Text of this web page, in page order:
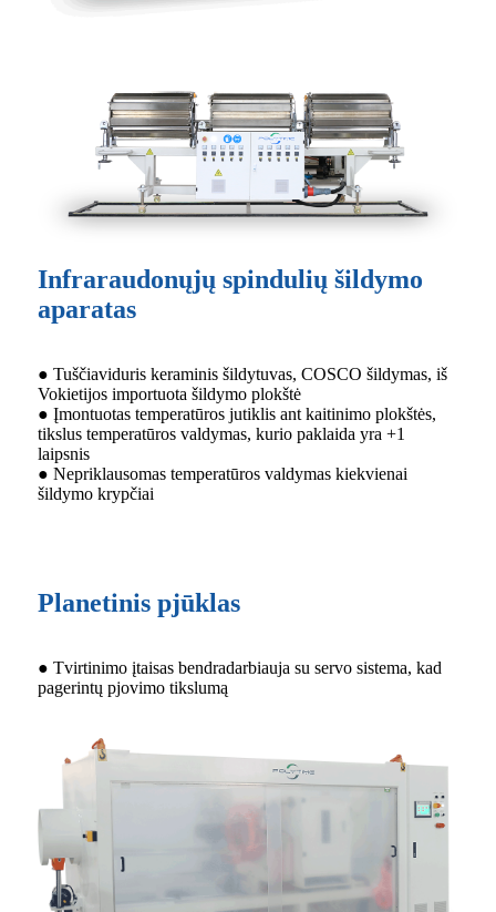
Infraraudonųjų spindulių šildymo
aparatas
● Tuščiaviduris keraminis šildytuvas, COSCO šildymas, iš
Vokietijos importuota šildymo plokštė
● Įmontuotas temperatūros jutiklis ant kaitinimo plokštės,
tikslus temperatūros valdymas, kurio paklaida yra +1
laipsnis
● Nepriklausomas temperatūros valdymas kiekvienai
šildymo krypčiai
Planetinis pjūklas
● Tvirtinimo įtaisas bendradarbiauja su servo sistema, kad
pagerintų pjovimo tikslumą